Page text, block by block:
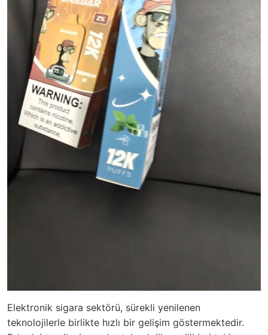
Elektronik sigara sektörü, sürekli yenilenen
teknolojilerle birlikte hızlı bir gelişim göstermektedir.